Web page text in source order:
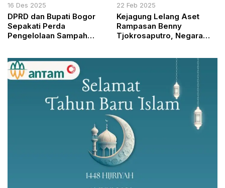
16 Des 2025
DPRD dan Bupati Bogor
Sepakati Perda
Pengelolaan Sampah
22 Feb 2025
Kejagung Lelang Aset
Rampasan Benny
Tjokrosaputro, Negara